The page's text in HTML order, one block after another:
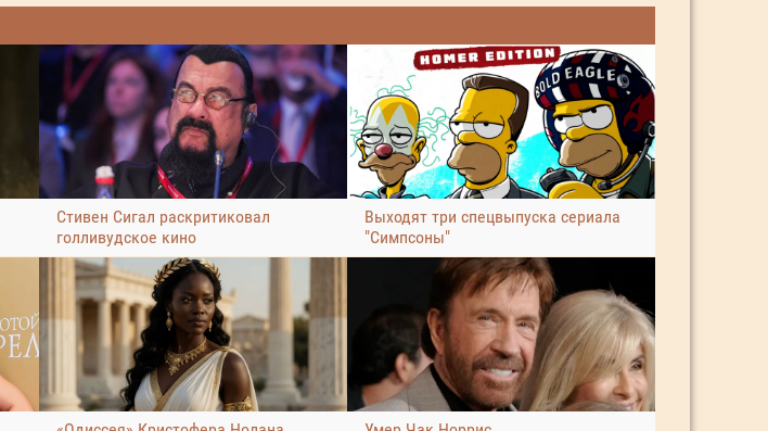
Стивен Сигал раскритиковал
голливудское кино
Выходят три спецвыпуска сериала
"Симпсоны"